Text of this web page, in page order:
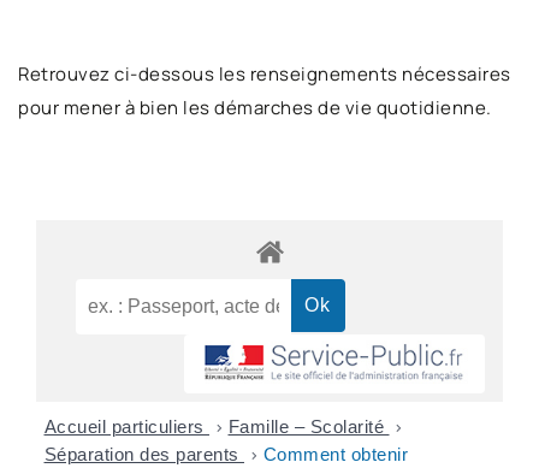
Retrouvez ci-dessous les renseignements nécessaires
pour mener à bien les démarches de vie quotidienne.
Accueil particuliers > Famille – Scolarité >
Séparation des parents > Comment obtenir